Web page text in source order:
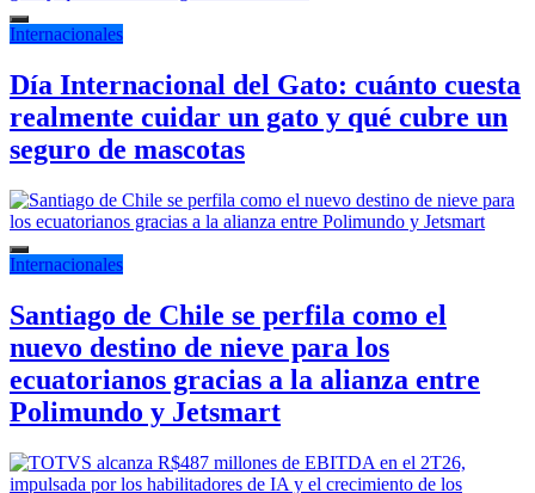
Internacionales
Día Internacional del Gato: cuánto cuesta
realmente cuidar un gato y qué cubre un
seguro de mascotas
Internacionales
Santiago de Chile se perfila como el
nuevo destino de nieve para los
ecuatorianos gracias a la alianza entre
Polimundo y Jetsmart